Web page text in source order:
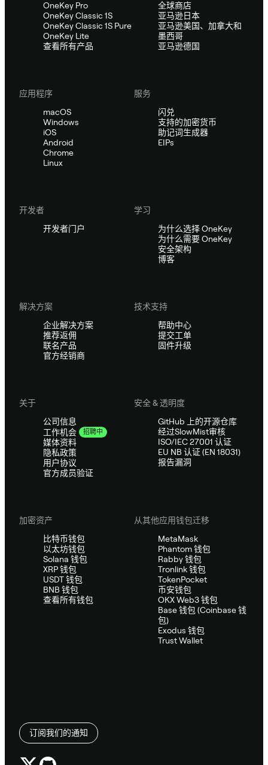
OneKey Pro
OneKey Classic 1S
OneKey Classic 1S Pure
OneKey Lite
查看所有产品
全球商店
亚马逊日本
亚马逊美国、加拿大和
墨西哥
亚马逊德国
应用程序
macOS
Windows
iOS
Android
Chrome
Linux
服务
闪兑
支持的加密货币
助记词生成器
EIPs
开发者
开发者门户
学习
为什么选择 OneKey
为什么需要 OneKey
安全架构
博客
解决方案
企业解决方案
推荐返佣
联名产品
官方经销商
技术支持
帮助中心
提交工单
固件升级
关于
公司信息
工作机会
招聘中
媒体资料
隐私政策
用户协议
官方成员验证
安全 & 透明度
GitHub 上的开源仓库
经过SlowMist审核
ISO/IEC 27001 认证
EU NB 认证 (EN 18031)
报告漏洞
加密资产
比特币钱包
以太坊钱包
Solana 钱包
XRP 钱包
USDT 钱包
BNB 钱包
查看所有钱包
从其他应用钱包迁移
MetaMask
Phantom 钱包
Rabby 钱包
Tronlink 钱包
TokenPocket
币安钱包
OKX Web3 钱包
Base 钱包 (Coinbase 钱
包)
Exodus 钱包
Trust Wallet
订阅我们的通知